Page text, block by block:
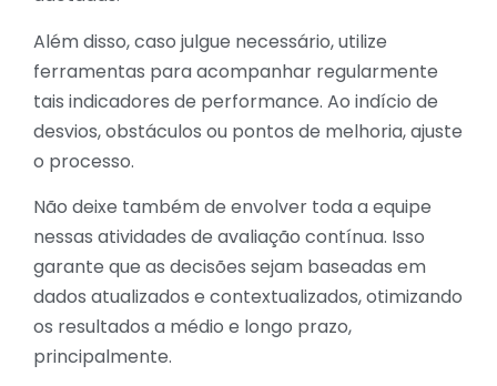
Além disso, caso julgue necessário, utilize
ferramentas para acompanhar regularmente
tais indicadores de performance. Ao indício de
desvios, obstáculos ou pontos de melhoria, ajuste
o processo.
Não deixe também de envolver toda a equipe
nessas atividades de avaliação contínua. Isso
garante que as decisões sejam baseadas em
dados atualizados e contextualizados, otimizando
os resultados a médio e longo prazo,
principalmente.